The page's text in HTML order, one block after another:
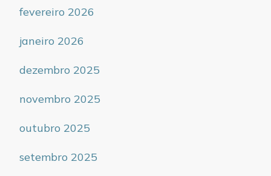
fevereiro 2026
janeiro 2026
dezembro 2025
novembro 2025
outubro 2025
setembro 2025